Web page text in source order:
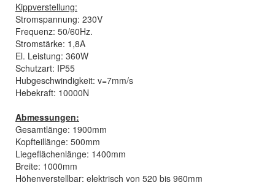
Kippverstellung:
Stromspannung: 230V
Frequenz: 50/60Hz.
Stromstärke: 1,8A
El. Leistung: 360W
Schutzart: IP55
Hubgeschwindigkeit: v=7mm/s
Hebekraft: 10000N
Abmessungen:
Gesamtlänge: 1900mm
Kopfteillänge: 500mm
Liegeflächenlänge: 1400mm
Breite: 1000mm
Höhenverstellbar: elektrisch von 520 bis 960mm